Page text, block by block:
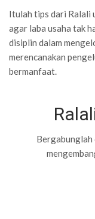
Itulah tips dari Ralali
agar laba usaha tak
disiplin dalam
merencanakan
bermanfaat.
Bergabunglah